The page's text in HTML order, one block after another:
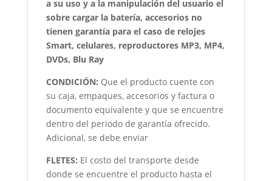
a su uso y a la manipulación del usuario el
sobre cargar la batería, accesorios no
tienen garantía para el caso de relojes
Smart, celulares, reproductores MP3, MP4,
DVDs, Blu Ray
CONDICIÓN: Que el producto cuente con
su caja, empaques, accesorios y factura o
documento equivalente y que se encuentre
dentro del periodo de garantía ofrecido.
Adicional, se debe enviar
FLETES: El costo del transporte desde
donde se encuentre el producto hasta el